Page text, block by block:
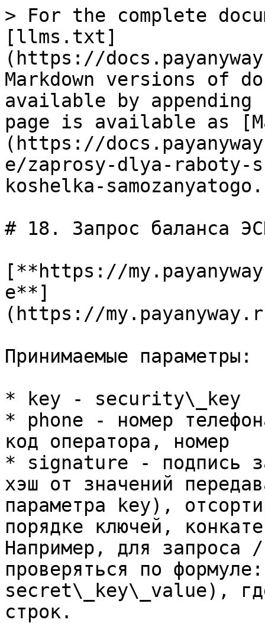
> For the complete
[llms.txt]
(https://
Markdown versions of
available by
page is available as
(https://
e/zaprosy-dlya-raboty-
koshelka-
# 18. Запрос баланса
[**https://
e**]
(https://
Принимаемые параметры:
* key - security\_key
* phone - номер
код оператора, номер
* signature - подпись
хэш от значений
параметра key),
порядке ключей,
Например, для запроса /
проверяться по
secret\_key\_value),
строк.